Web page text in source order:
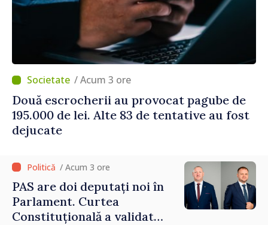
/ Acum 3 ore
Două escrocherii au provocat pagube de
195.000 de lei. Alte 83 de tentative au fost
dejucate
/ Acum 3 ore
PAS are doi deputați noi în
Parlament. Curtea
Constituțională a validat